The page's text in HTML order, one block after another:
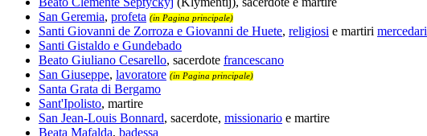
San Geremia, profeta (in Pagina principale)
Santi Giovanni de Zorroza e Giovanni de Huete, religiosi e martiri mercedari
Santi Gistaldo e Gundebado
Beato Giuliano Cesarello, sacerdote francescano
San Giuseppe, lavoratore (in Pagina principale)
Santa Grata di Bergamo
Sant'Ipolisto, martire
San Jean-Louis Bonnard, sacerdote, missionario e martire
Beata Mafalda, badessa